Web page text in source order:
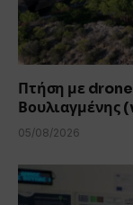
Πτήση με
Βουλιαγμένης
05/08/2026